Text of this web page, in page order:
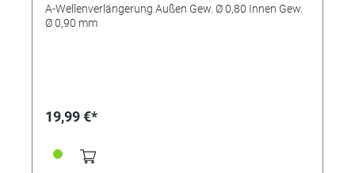
A-Wellenverlängerung Außen Gew. Ø 0,80 Innen Gew.
Ø 0,90 mm
19,99 €*